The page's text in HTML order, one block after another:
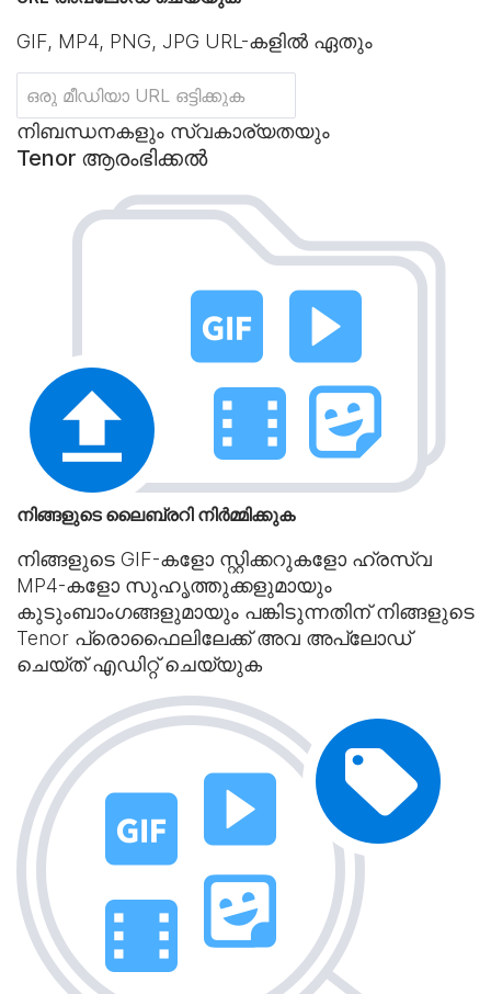
GIF, MP4, PNG, JPG URL-കളിൽ ഏതും
നിബന്ധനകളും സ്വകാര്യതയും
Tenor ആരംഭിക്കൽ
നിങ്ങളുടെ ലൈബ്രറി നിർമ്മിക്കുക
നിങ്ങളുടെ GIF-കളോ സ്റ്റിക്കറുകളോ ഹ്രസ്വ
MP4-കളോ സുഹൃത്തുക്കളുമായും
കുടുംബാംഗങ്ങളുമായും പങ്കിടുന്നതിന് നിങ്ങളുടെ
Tenor പ്രൊഫൈലിലേക്ക് അവ അപ്‌ലോഡ്
ചെയ്‌ത് എഡിറ്റ് ചെയ്യുക